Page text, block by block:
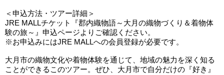
＜申込方法・ツアー詳細＞
JRE MALLチケット『郡内織物語～大月の織物づくり＆着物体
験の旅～』申込ページよりご確認ください。
※お申込みにはJRE MALLへの会員登録が必要です。
大月市の織物文化や着物体験を通じて、地域の魅力を深く知る
ことができるこのツアー。ぜひ、大月市で自分だけの『好き』